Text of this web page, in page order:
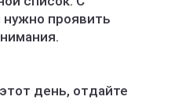
проявить
день, отдайте